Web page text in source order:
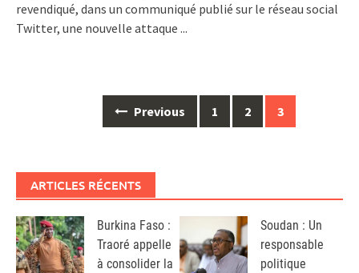
revendiqué, dans un communiqué publié sur le réseau social
Twitter, une nouvelle attaque ...
Previous 1 2 3
ARTICLES RÉCENTS
Burkina Faso :
Traoré appelle
à consolider la
Soudan : Un
responsable
politique